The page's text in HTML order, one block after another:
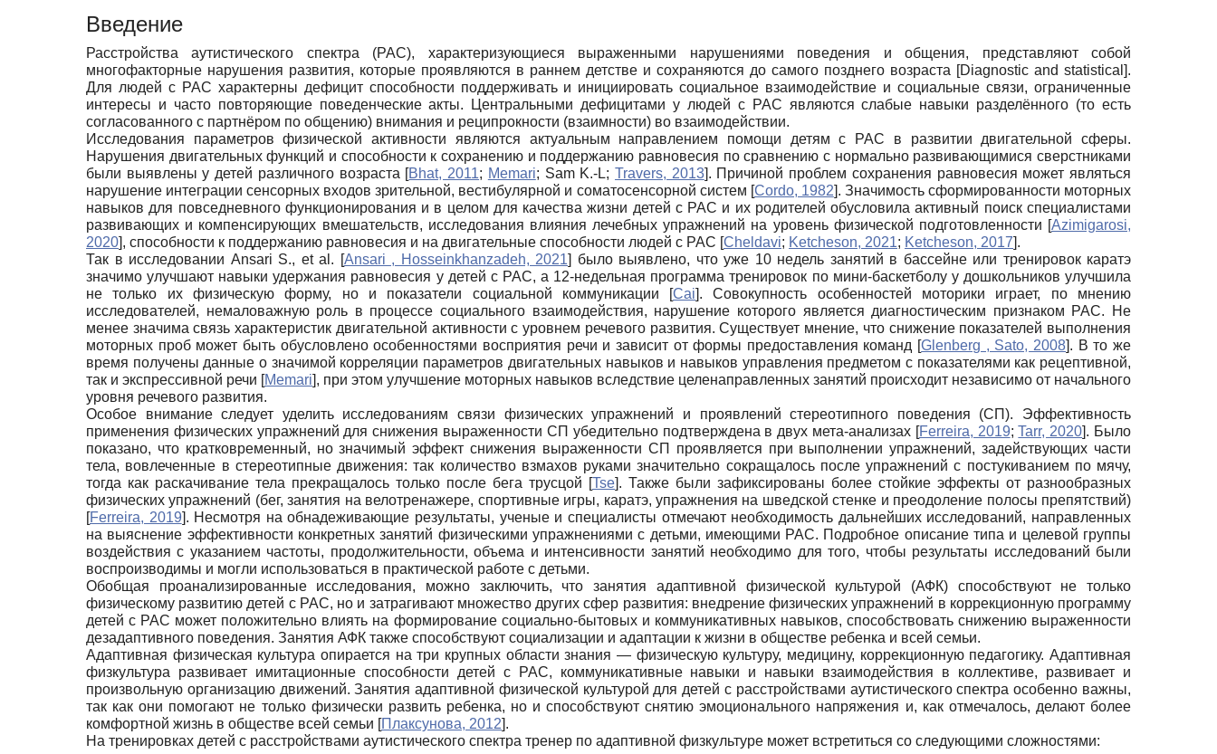
Введение
Расстройства аутистического спектра (РАС), характеризующиеся выраженными нарушениями поведения и общения, представляют собой
многофакторные нарушения развития, которые проявляются в раннем детстве и сохраняются до самого позднего возраста [Diagnostic and statistical ].
Для людей с РАС характерны дефицит способности поддерживать и инициировать социальное взаимодействие и социальные связи, ограниченные
интересы и часто повторяющие поведенческие акты. Центральными дефицитами у людей с РАС являются слабые навыки разделённого (то есть
согласованного с партнёром по общению) внимания и реципрокности (взаимности) во взаимодействии.
Исследования параметров физической активности являются актуальным направлением помощи детям с РАС в развитии двигательной сферы.
Нарушения двигательных функций и способности к сохранению и поддержанию равновесия по сравнению с нормально развивающимися сверстниками
были выявлены у детей различного возраста [Bhat, 2011; Memari; Sam K.-L;Travers, 2013]. Причиной проблем сохранения равновесия может являться
нарушение интеграции сенсорных входов зрительной, вестибулярной и соматосенсорной систем [Cordo, 1982]. Значимость сформированности моторных
навыков для повседневного функционирования и в целом для качества жизни детей с РАС и их родителей обусловила активный поиск специалистами
развивающих и компенсирующих вмешательств, исследования влияния лечебных упражнений на уровень физической подготовленности [Azimigarosi,
2020], способности к поддержанию равновесия и на двигательные способности людей с РАС [Cheldavi; Ketcheson, 2021; Ketcheson, 2017].
Так в исследовании Ansari S., et al. [Ansari , Hosseinkhanzadeh, 2021] было выявлено, что уже 10 недель занятий в бассейне или тренировок каратэ
значимо улучшают навыки удержания равновесия у детей с РАС, а 12-недельная программа тренировок по мини-баскетболу у дошкольников улучшила
не только их физическую форму, но и показатели социальной коммуникации
[Cai]. Совокупность особенностей моторики играет, по мнению
исследователей, немаловажную роль в процессе социального взаимодействия, нарушение которого является диагностическим признаком РАС. Не
менее значима связь характеристик двигательной активности с уровнем речевого развития. Существует мнение, что снижение показателей выполнения
моторных проб может быть обусловлено особенностями восприятия речи и зависит от формы предоставления команд [Glenberg , Sato, 2008]. В то же
время получены данные о значимой корреляции параметров двигательных навыков и навыков управления предметом с показателями как рецептивной,
так и экспрессивной речи [Memari], при этом улучшение моторных навыков вследствие целенаправленных занятий происходит независимо от начального
уровня речевого развития.
Особое внимание следует уделить исследованиям связи физических упражнений и проявлений стереотипного поведения (СП). Эффективность
применения физических упражнений для снижения выраженности СП убедительно подтверждена в двух мета-анализах [Ferreira, 2019;Tarr, 2020]. Было
показано, что кратковременный, но значимый эффект снижения выраженности СП проявляется при выполнении упражнений, задействующих части
тела, вовлеченные в стереотипные движения: так количество взмахов руками значительно сокращалось после упражнений с постукиванием по мячу,
тогда как раскачивание тела прекращалось только после бега трусцой [Tse]. Также были зафиксированы более стойкие эффекты от разнообразных
физических упражнений (бег, занятия на велотренажере, спортивные игры, каратэ, упражнения на шведской стенке и преодоление полосы препятствий)
[Ferreira, 2019]. Несмотря на обнадеживающие результаты, ученые и специалисты отмечают необходимость дальнейших исследований, направленных
на выяснение эффективности конкретных занятий физическими упражнениями с детьми, имеющими РАС. Подробное описание типа и целевой группы
воздействия с указанием частоты, продолжительности, объема и интенсивности занятий необходимо для того, чтобы результаты исследований были
воспроизводимы и могли использоваться в практической работе с детьми.
Обобщая проанализированные исследования, можно заключить, что занятия адаптивной физической культурой (АФК) способствуют не только
физическому развитию детей с РАС, но и затрагивают множество других сфер развития: внедрение физических упражнений в коррекционную программу
детей с РАС может положительно влиять на формирование социально-бытовых и коммуникативных навыков, способствовать снижению выраженности
дезадаптивного поведения. Занятия АФК также способствуют социализации и адаптации к жизни в обществе ребенка и всей семьи.
Адаптивная физическая культура опирается на три крупных области знания — физическую культуру, медицину, коррекционную педагогику. Адаптивная
физкультура развивает имитационные способности детей с РАС, коммуникативные навыки и навыки взаимодействия в коллективе, развивает и
произвольную организацию движений. Занятия адаптивной физической культурой для детей с расстройствами аутистического спектра особенно важны,
так как они помогают не только физически развить ребенка, но и способствуют снятию эмоционального напряжения и, как отмечалось, делают более
комфортной жизнь в обществе всей семьи [Плаксунова, 2012].
На тренировках детей с расстройствами аутистического спектра тренер по адаптивной физкультуре может встретиться со следующими сложностями: